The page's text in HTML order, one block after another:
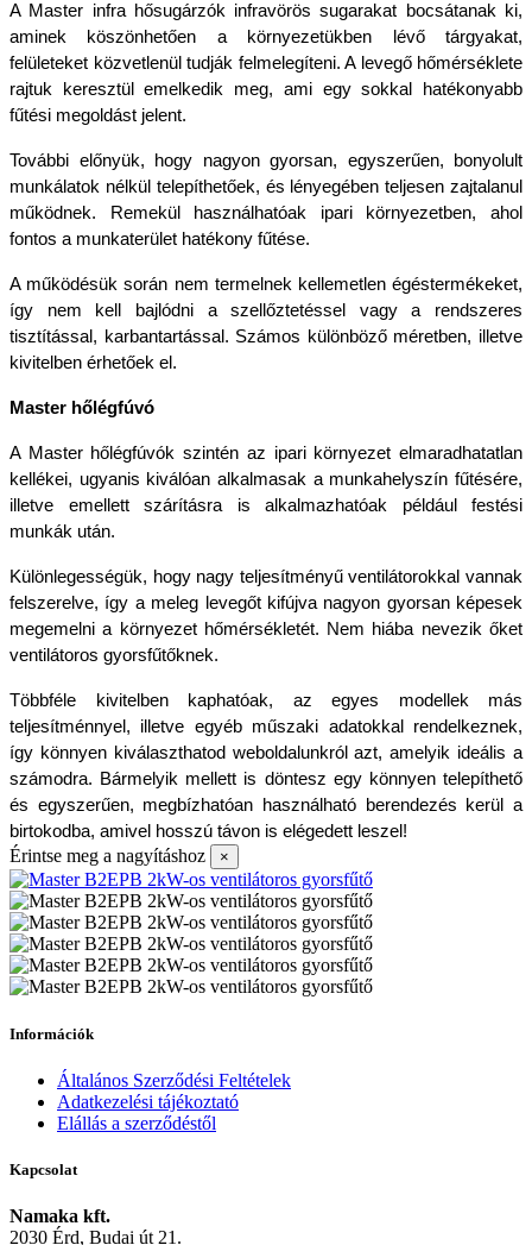
A Master infra hősugárzók infravörös sugarakat bocsátanak ki,
aminek köszönhetően a környezetükben lévő tárgyakat,
felületeket közvetlenül tudják felmelegíteni. A levegő hőmérséklete
rajtuk keresztül emelkedik meg, ami egy sokkal hatékonyabb
fűtési megoldást jelent.
További előnyük, hogy nagyon gyorsan, egyszerűen, bonyolult
munkálatok nélkül telepíthetőek, és lényegében teljesen zajtalanul
működnek. Remekül használhatóak ipari környezetben, ahol
fontos a munkaterület hatékony fűtése.
A működésük során nem termelnek kellemetlen égéstermékeket,
így nem kell bajlódni a szellőztetéssel vagy a rendszeres
tisztítással, karbantartással. Számos különböző méretben, illetve
kivitelben érhetőek el.
Master hőlégfúvó
A Master hőlégfúvók szintén az ipari környezet elmaradhatatlan
kellékei, ugyanis kiválóan alkalmasak a munkahelyszín fűtésére,
illetve emellett szárításra is alkalmazhatóak például festési
munkák után.
Különlegességük, hogy nagy teljesítményű ventilátorokkal vannak
felszerelve, így a meleg levegőt kifújva nagyon gyorsan képesek
megemelni a környezet hőmérsékletét. Nem hiába nevezik őket
ventilátoros gyorsfűtőknek.
Többféle kivitelben kaphatóak, az egyes modellek más
teljesítménnyel, illetve egyéb műszaki adatokkal rendelkeznek,
így könnyen kiválaszthatod weboldalunkról azt, amelyik ideális a
számodra. Bármelyik mellett is döntesz egy könnyen telepíthető
és egyszerűen, megbízhatóan használható berendezés kerül a
birtokodba, amivel hosszú távon is elégedett leszel!
Érintse meg a nagyításhoz ×
Információk
Általános Szerződési Feltételek
Adatkezelési tájékoztató
Elállás a szerződéstől
Kapcsolat
Namaka kft.
2030 Érd, Budai út 21.